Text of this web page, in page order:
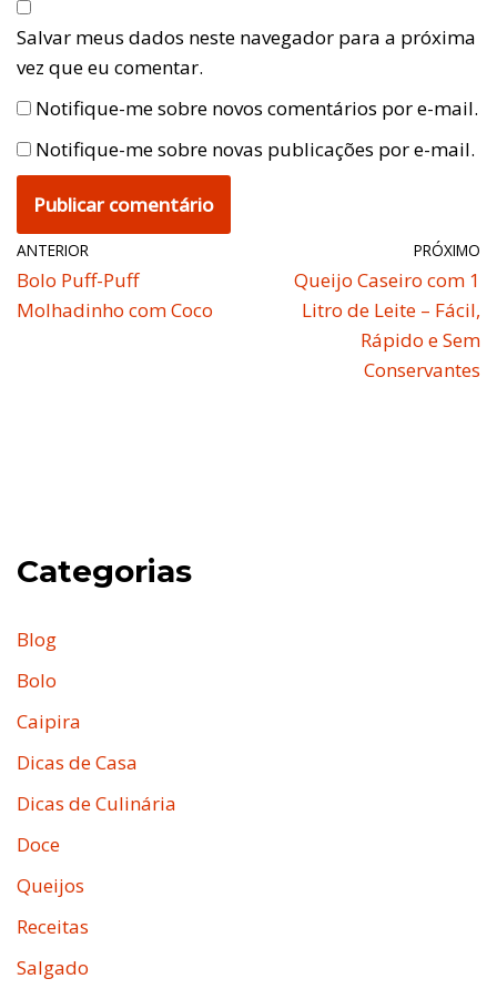
Salvar meus dados neste navegador para a próxima
vez que eu comentar.
Notifique-me sobre novos comentários por e-mail.
Notifique-me sobre novas publicações por e-mail.
ANTERIOR
Bolo Puff-Puff
Molhadinho com Coco
PRÓXIMO
Queijo Caseiro com 1
Litro de Leite – Fácil,
Rápido e Sem
Conservantes
Categorias
Blog
Bolo
Caipira
Dicas de Casa
Dicas de Culinária
Doce
Queijos
Receitas
Salgado